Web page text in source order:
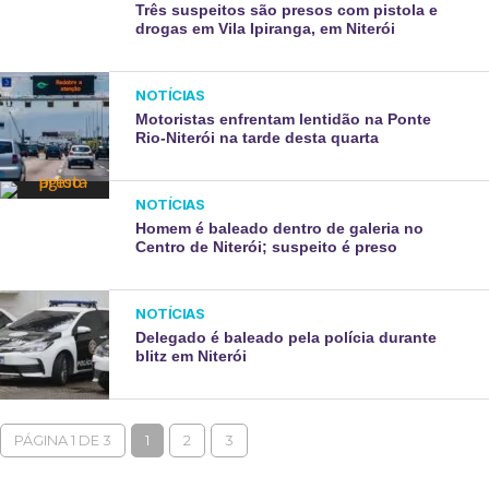
Três suspeitos são presos com pistola e
drogas em Vila Ipiranga, em Niterói
NOTÍCIAS
Motoristas enfrentam lentidão na Ponte
Rio-Niterói na tarde desta quarta
NOTÍCIAS
Homem é baleado dentro de galeria no
Centro de Niterói; suspeito é preso
NOTÍCIAS
Delegado é baleado pela polícia durante
blitz em Niterói
PÁGINA 1 DE 3 1 2 3